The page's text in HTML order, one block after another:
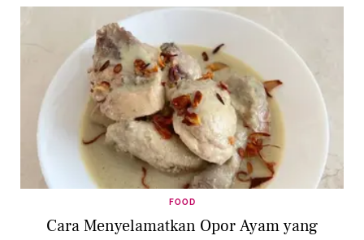
FOOD
Cara Menyelamatkan Opor Ayam yang